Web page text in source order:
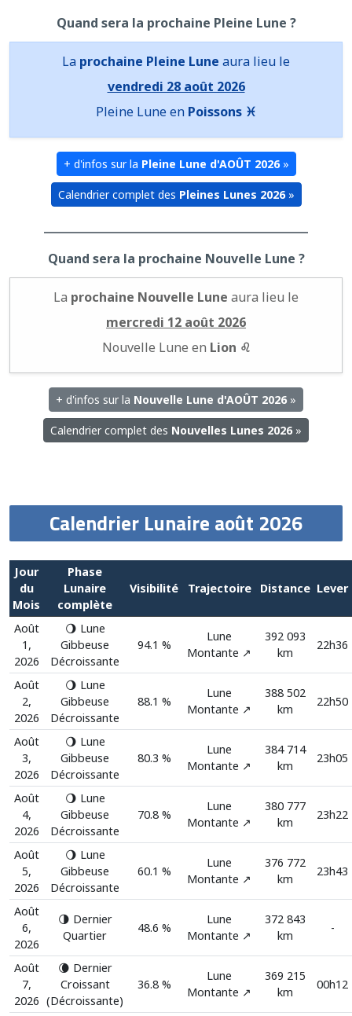
Quand sera la prochaine Pleine Lune ?
La prochaine Pleine Lune aura lieu le
vendredi 28 août 2026
Pleine Lune en Poissons ♓
+ d'infos sur la Pleine Lune d'AOÛT 2026»
Calendrier complet des Pleines Lunes 2026»
Quand sera la prochaine Nouvelle Lune ?
La prochaine Nouvelle Lune aura lieu le
mercredi 12 août 2026
Nouvelle Lune en Lion ♌
+ d'infos sur la Nouvelle Lune d'AOÛT 2026 »
Calendrier complet des Nouvelles Lunes 2026 »
Calendrier Lunaire août 2026
Jour
du
Mois
Phase
Lunaire
complète
Visibilité Trajectoire Distance Lever
Août
1,
2026
🌖 Lune
Gibbeuse
Décroissante
94.1 %
Lune
Montante ↗️
392 093
km
22h36
Août
2,
2026
🌖 Lune
Gibbeuse
Décroissante
88.1 %
Lune
Montante ↗️
388 502
km
22h50
Août
3,
2026
🌖 Lune
Gibbeuse
Décroissante
80.3 %
Lune
Montante ↗️
384 714
km
23h05
Août
4,
2026
🌖 Lune
Gibbeuse
Décroissante
70.8 %
Lune
Montante ↗️
380 777
km
23h22
Août
5,
2026
🌖 Lune
Gibbeuse
Décroissante
60.1 %
Lune
Montante ↗️
376 772
km
23h43
Août
6,
2026
🌗 Dernier
Quartier
48.6 %
Lune
Montante ↗️
372 843
km
-
Août
7,
2026
🌘 Dernier
Croissant
(Décroissante)
36.8 %
Lune
Montante ↗️
369 215
km
00h12